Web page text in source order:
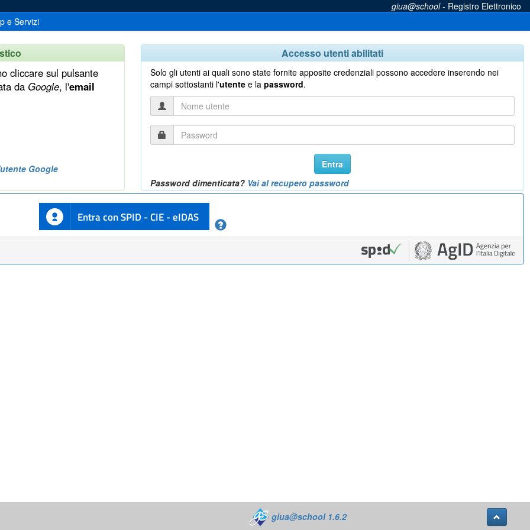
giua@school- Registro Elettronico
e Servizi
cliccare sul pulsante
da Google, l'email
Google
Accesso utenti abilitati
Solo gli utenti ai quali sono state fornite apposite credenziali possono accedere inserendo nei
campi sottostanti l'utente e la password.
Nome
utente
Password
Entra
Password dimenticata? Vai al recupero password
Entra con SPID - CIE - eIDAS
giua@school 1.6.2